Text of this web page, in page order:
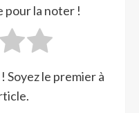
pour la noter !
le premier à